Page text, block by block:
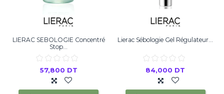
LIERAC SEBOLOGIE Concentré
Stop...
57,800 DT
Lierac Sébologie Gel Régulateur...
84,000 DT